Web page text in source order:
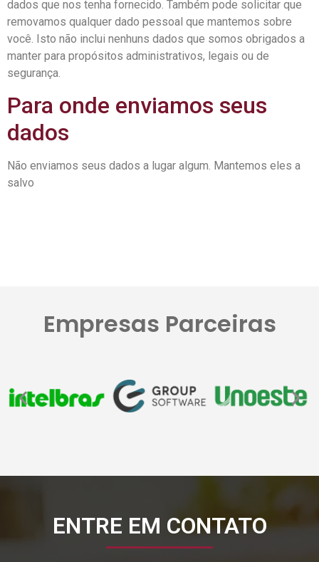
dados que nos tenha fornecido. Também pode solicitar que
removamos qualquer dado pessoal que mantemos sobre
você. Isto não inclui nenhuns dados que somos obrigados a
manter para propósitos administrativos, legais ou de
segurança.
Para onde enviamos seus
dados
Não enviamos seus dados a lugar algum. Mantemos eles a
salvo
Empresas Parceiras
ENTRE EM CONTATO